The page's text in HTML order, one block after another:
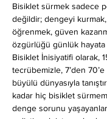
Bisiklet sürmek sadece
değildir; dengeyi
öğrenmek, güven
özgürlüğü günlük hayata
Bisiklet İnisiyatifi olarak, 15
tecrübemizle, 7’den
büyülü dünyasıyla
kadar hiç bisiklet
denge sorunu